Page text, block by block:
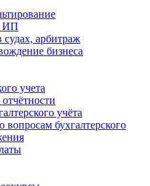
ИП
судах, арбитраж
бизнеса
учета
учёта
вопросам бухгалтерского